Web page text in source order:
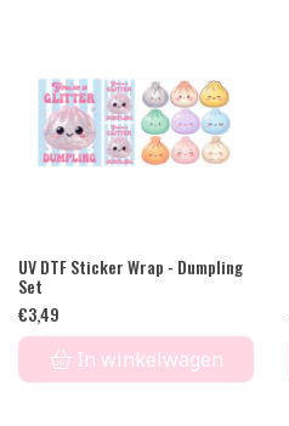
UV DTF Sticker Wrap - Dumpling
Set
€3,49
In winkelwagen